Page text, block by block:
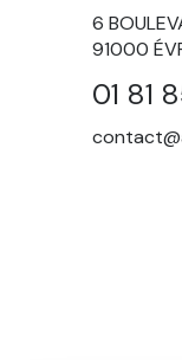
6
91000
01 81